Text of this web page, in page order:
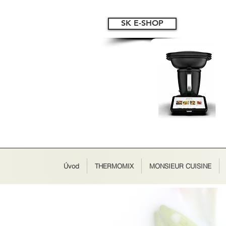
SK E-SHOP
Úvod THERMOMIX MONSIEUR CUISINE